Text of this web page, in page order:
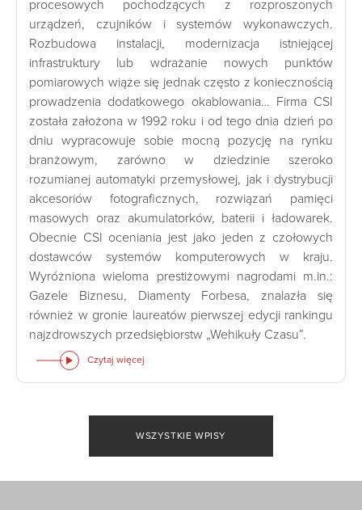
procesowych pochodzących z rozproszonych
urządzeń, czujników i systemów wykonawczych.
Rozbudowa instalacji, modernizacja istniejącej
infrastruktury lub wdrażanie nowych punktów
pomiarowych wiąże się jednak często z koniecznością
prowadzenia dodatkowego okablowania… Firma CSI
została założona w 1992 roku i od tego dnia dzień po
dniu wypracowuje sobie mocną pozycję na rynku
branżowym, zarówno w dziedzinie szeroko
rozumianej automatyki przemysłowej, jak i dystrybucji
akcesoriów fotograficznych, rozwiązań pamięci
masowych oraz akumulatorków, baterii i ładowarek.
Obecnie CSI oceniania jest jako jeden z czołowych
dostawców systemów komputerowych w kraju.
Wyróżniona wieloma prestiżowymi nagrodami m.in.:
Gazele Biznesu, Diamenty Forbesa, znalazła się
również w gronie laureatów pierwszej edycji rankingu
najzdrowszych przedsiębiorstw „Wehikuły Czasu”.
Czytaj więcej
WSZYSTKIE WPISY